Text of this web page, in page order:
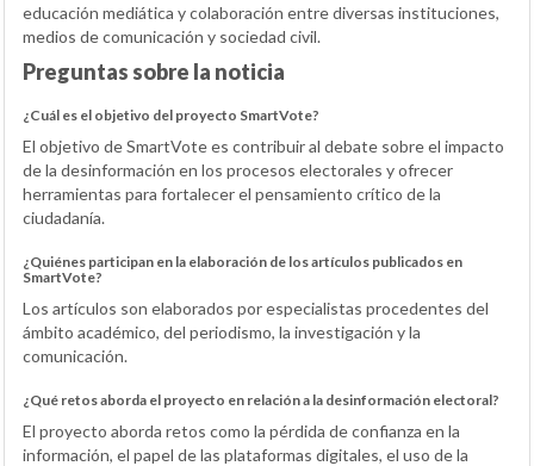
educación mediática y colaboración entre diversas instituciones,
medios de comunicación y sociedad civil.
Preguntas sobre la noticia
¿Cuál es el objetivo del proyecto SmartVote?
El objetivo de SmartVote es contribuir al debate sobre el impacto
de la desinformación en los procesos electorales y ofrecer
herramientas para fortalecer el pensamiento crítico de la
ciudadanía.
¿Quiénes participan en la elaboración de los artículos publicados en
SmartVote?
Los artículos son elaborados por especialistas procedentes del
ámbito académico, del periodismo, la investigación y la
comunicación.
¿Qué retos aborda el proyecto en relación a la desinformación electoral?
El proyecto aborda retos como la pérdida de confianza en la
información, el papel de las plataformas digitales, el uso de la